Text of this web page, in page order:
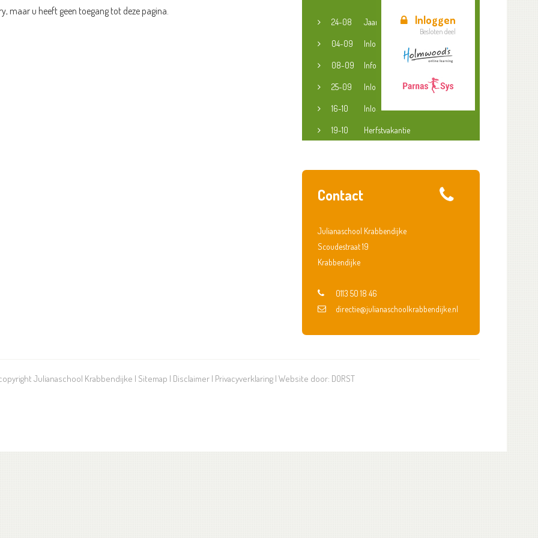
Inloggen
Besloten deel
maar u heeft geen toegang tot deze pagina.
24-08 Jaaropening
04-09 Inloopspreekuur jeugdconsulent
08-09 Informatieavond groep 3-8
25-09 Inloopspreekuur jeugdconsulent
16-10 Inloopspreekuur jeugdconsulent
19-10 Herfstvakantie
Contact
Julianaschool Krabbendijke
Scoudestraat 19
Krabbendijke
0113 50 18 46
directie@julianaschoolkrabbendijke.nl
Julianaschool Krabbendijke | Sitemap | Disclaimer | Privacyverklaring | Website door: DORST